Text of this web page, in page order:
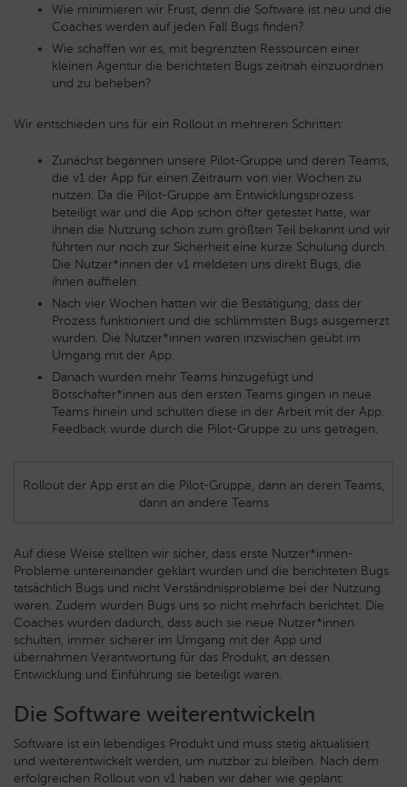
Wie minimieren wir Frust, denn die Software ist neu und die
Coaches werden auf jeden Fall Bugs finden?
Wie schaffen wir es, mit begrenzten Ressourcen einer
kleinen Agentur die berichteten Bugs zeitnah einzuordnen
und zu beheben?
Wir entschieden uns für ein Rollout in mehreren Schritten:
Zunächst begannen unsere Pilot-Gruppe und deren Teams,
die v1 der App für einen Zeitraum von vier Wochen zu
nutzen. Da die Pilot-Gruppe am Entwicklungsprozess
beteiligt war und die App schon öfter getestet hatte, war
ihnen die Nutzung schon zum größten Teil bekannt und wir
führten nur noch zur Sicherheit eine kurze Schulung durch.
Die Nutzer*innen der v1 meldeten uns direkt Bugs, die
ihnen auffielen.
Nach vier Wochen hatten wir die Bestätigung, dass der
Prozess funktioniert und die schlimmsten Bugs ausgemerzt
wurden. Die Nutzer*innen waren inzwischen geübt im
Umgang mit der App.
Danach wurden mehr Teams hinzugefügt und
Botschafter*innen aus den ersten Teams gingen in neue
Teams hinein und schulten diese in der Arbeit mit der App.
Feedback wurde durch die Pilot-Gruppe zu uns getragen.
Rollout der App erst an die Pilot-Gruppe, dann an deren Teams,
dann an andere Teams
Auf diese Weise stellten wir sicher, dass erste Nutzer*innen-
Probleme untereinander geklärt wurden und die berichteten Bugs
tatsächlich Bugs und nicht Verständnisprobleme bei der Nutzung
waren. Zudem wurden Bugs uns so nicht mehrfach berichtet. Die
Coaches wurden dadurch, dass auch sie neue Nutzer*innen
schulten, immer sicherer im Umgang mit der App und
übernahmen Verantwortung für das Produkt, an dessen
Entwicklung und Einführung sie beteiligt waren.
Die Software weiterentwickeln
Software ist ein lebendiges Produkt und muss stetig aktualisiert
und weiterentwickelt werden, um nutzbar zu bleiben. Nach dem
erfolgreichen Rollout von v1 haben wir daher wie geplant: